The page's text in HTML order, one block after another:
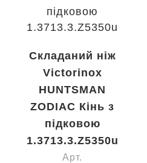
Складаний ніж
Victorinox
HUNTSMAN
ZODIAC Кінь з
підковою
1.3713.3.Z5350u
Арт.